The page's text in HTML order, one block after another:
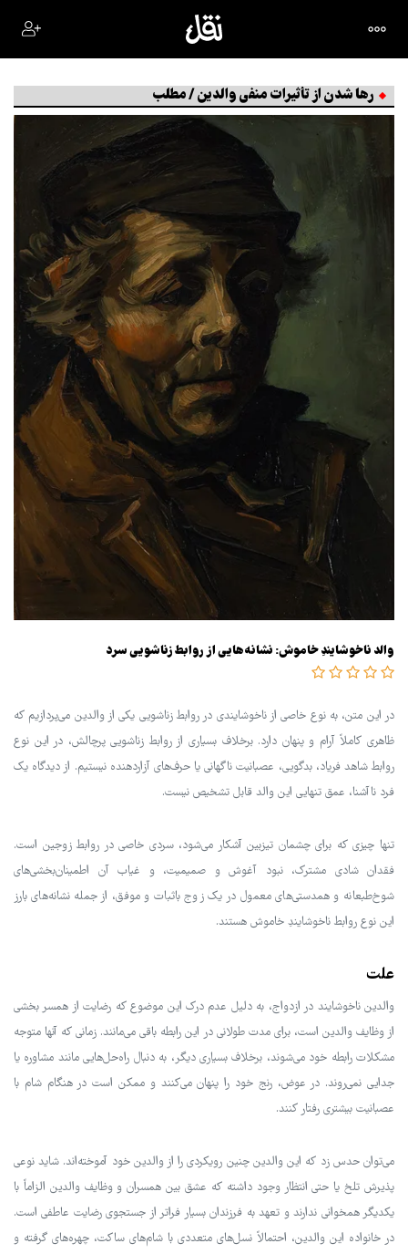
رها شدن از تأثیرات منفی والدین / مطلب
والد ناخوشایندِ خاموش: نشانه‌هایی از روابط زناشویی سرد
در این متن، به نوع خاصی از ناخوشایندی در روابط زناشویی یکی از والدین می‌پردازیم که
ظاهری کاملاً آرام و پنهان دارد. برخلاف بسیاری از روابط زناشویی پرچالش، در این نوع
روابط شاهد فریاد، بدگویی، عصبانیت ناگهانی یا حرف‌های آزاردهنده نیستیم. از دیدگاه یک
فرد ناآشنا، عمق تنهایی این والد قابل تشخیص نیست.
تنها چیزی که برای چشمان تیزبین آشکار می‌شود، سردی خاصی در روابط زوجین است.
فقدان شادی مشترک، نبود آغوش و صمیمیت، و غیاب آن اطمینان‌بخشی‌های
شوخ‌طبعانه و همدستی‌های معمول در یک زوج باثبات و موفق، از جمله نشانه‌های بارز
این نوع روابط ناخوشایندِ خاموش هستند.
علت
والدین ناخوشایند در ازدواج، به دلیل عدم درک این موضوع که رضایت از همسر بخشی
از وظایف والدین است، برای مدت طولانی در این رابطه باقی می‌مانند. زمانی که آنها متوجه
مشکلات رابطه خود می‌شوند، برخلاف بسیاری دیگر، به دنبال راه‌حل‌هایی مانند مشاوره یا
جدایی نمی‌روند. در عوض، رنج خود را پنهان می‌کنند و ممکن است در هنگام شام با
عصبانیت بیشتری رفتار کنند.
می‌توان حدس زد که این والدین چنین رویکردی را از والدین خود آموخته‌اند. شاید نوعی
پذیرش تلخ یا حتی انتظار وجود داشته که عشق بین همسران و وظایف والدین الزاماً با
یکدیگر همخوانی ندارند و تعهد به فرزندان بسیار فراتر از جستجوی رضایت عاطفی است.
در خانواده این والدین، احتمالاً نسل‌های متعددی با شام‌های ساکت، چهره‌های گرفته و